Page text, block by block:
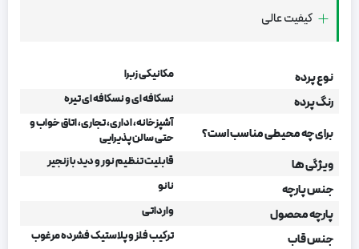
کیفیت عالی
نوع پرده مکانیکی زبرا
رنگ پرده نسکافه ای و نسکافه ای تیره
برای چه محیطی مناسب است؟
آشپزخانه، اداری، تجاری، اتاق خواب و
حتی سالن پذیرایی
ویژگی ها قابلیت تنظیم نور و دید با زنجیر
جنس پارچه نانو
پارچه محصول وارداتی
جنس قاب ترکیب فلز و پلاستیک فشرده مرغوب